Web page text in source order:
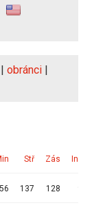
| obránci |
Stř Zás Ink
137 128